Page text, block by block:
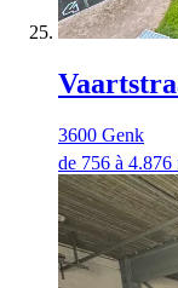
3600 Genk
de 756 à 4.876